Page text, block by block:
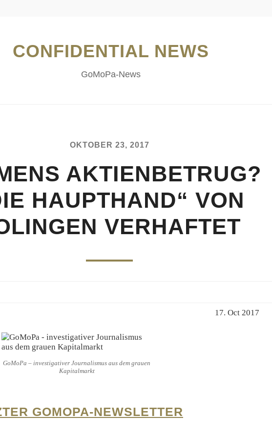
CONFIDENTIAL NEWS
GoMoPa-News
OKTOBER 23, 2017
AKTIENBETRUG?
HAUPTHAND“ VON
VERHAFTET
GoMoPa – investigativer Journalismus aus dem grauen
Kapitalmarkt
GOMOPA-NEWSLETTER
17. Oct 2017